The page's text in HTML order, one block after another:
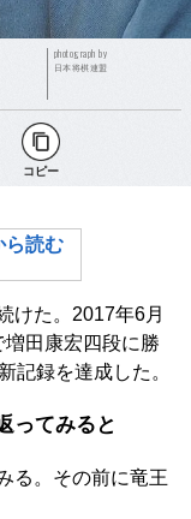
photograph by
日本将棋連盟
コピー
ら読む
けた。2017年6月
田康宏四段に勝
記録を達成した。
ってみると
る。その前に竜王